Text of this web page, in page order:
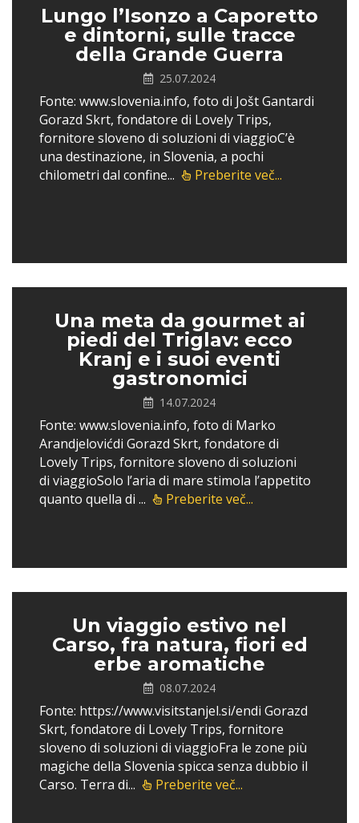
Lungo l’Isonzo a Caporetto
e dintorni, sulle tracce
della Grande Guerra
25.07.2024
Fonte: www.slovenia.info, foto di Jošt Gantardi
Gorazd Skrt, fondatore di Lovely Trips,
fornitore sloveno di soluzioni di viaggioC’è
una destinazione, in Slovenia, a pochi
chilometri dal confine...
Preberite več...
Una meta da gourmet ai
piedi del Triglav: ecco
Kranj e i suoi eventi
gastronomici
14.07.2024
Fonte: www.slovenia.info, foto di Marko
Arandjelovićdi Gorazd Skrt, fondatore di
Lovely Trips, fornitore sloveno di soluzioni
di viaggioSolo l’aria di mare stimola l’appetito
quanto quella di ...
Preberite več...
Un viaggio estivo nel
Carso, fra natura, fiori ed
erbe aromatiche
08.07.2024
Fonte: https://www.visitstanjel.si/endi Gorazd
Skrt, fondatore di Lovely Trips, fornitore
sloveno di soluzioni di viaggioFra le zone più
magiche della Slovenia spicca senza dubbio il
Carso. Terra di...
Preberite več...